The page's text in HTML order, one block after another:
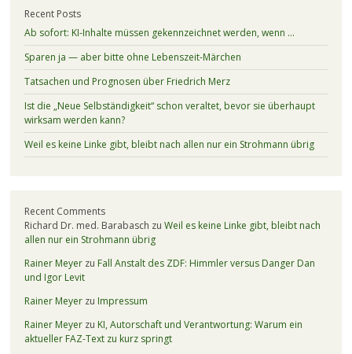
Recent Posts
Ab sofort: KI-Inhalte müssen gekennzeichnet werden, wenn …
Sparen ja — aber bitte ohne Lebenszeit-Märchen
Tatsachen und Prognosen über Friedrich Merz
Ist die „Neue Selbständigkeit“ schon veraltet, bevor sie überhaupt
wirksam werden kann?
Weil es keine Linke gibt, bleibt nach allen nur ein Strohmann übrig
Recent Comments
Richard Dr. med. Barabasch zu Weil es keine Linke gibt, bleibt nach
allen nur ein Strohmann übrig
Rainer Meyerzu Fall Anstalt des ZDF: Himmler versus Danger Dan
und Igor Levit
Rainer Meyerzu Impressum
Rainer Meyerzu KI, Autorschaft und Verantwortung: Warum ein
aktueller FAZ-Text zu kurz springt